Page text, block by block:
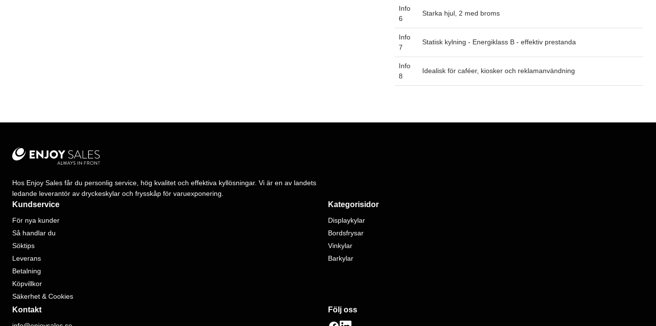
Info
6
Starka hjul, 2 med broms
Info
7
Statisk kylning - Energiklass B - effektiv prestanda
Info
8
Idealisk för caféer, kiosker och reklamanvändning
Hos Enjoy Sales får du personlig service, hög kvalitet och effektiva kyllösningar. Vi är en av landets
ledande leverantör av dryckeskylar och frysskåp för varuexponering.
Kundservice
För nya kunder
Så handlar du
Söktips
Leverans
Betalning
Köpvillkor
Säkerhet & Cookies
Kategorisidor
Displaykylar
Bordsfrysar
Vinkylar
Barkylar
Kontakt Följ oss